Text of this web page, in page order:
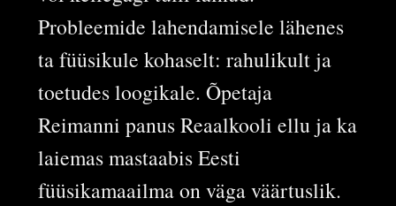
Probleemide lahendamisele lähenes
ta füüsikule kohaselt: rahulikult ja
toetudes loogikale. Õpetaja
Reimanni panus Reaalkooli ellu ja ka
laiemas mastaabis Eesti
füüsikamaailma on väga väärtuslik.